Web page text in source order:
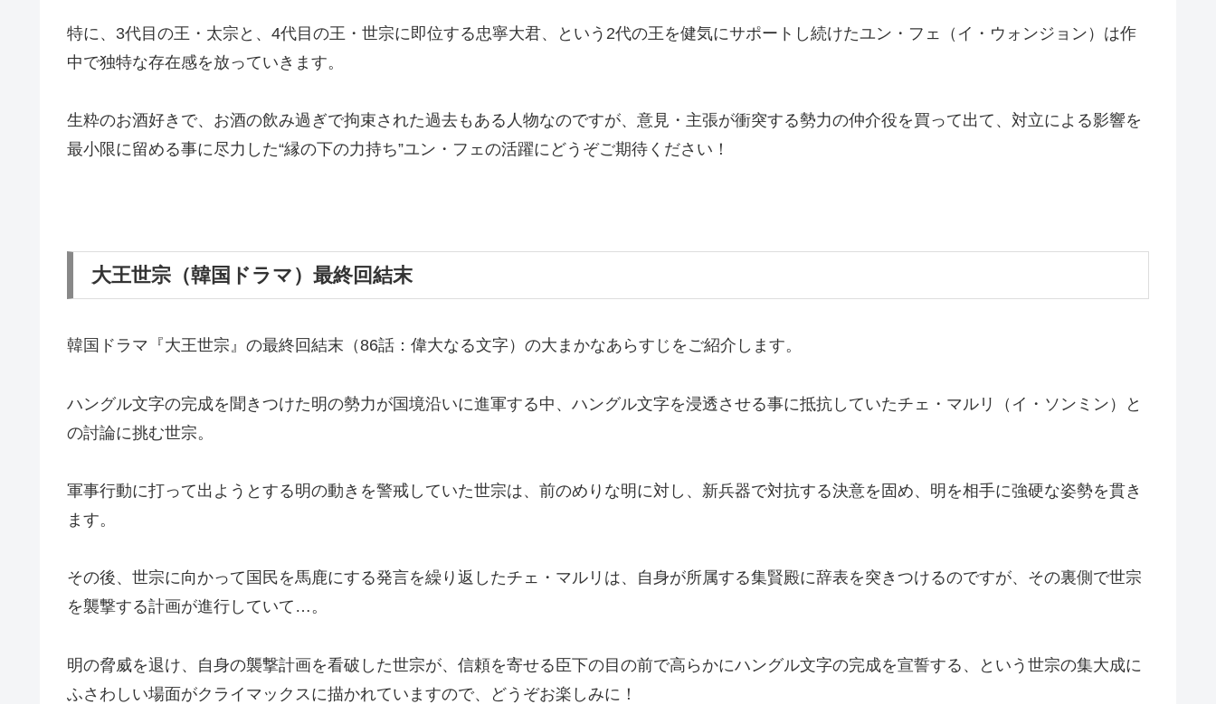
特に、3代目の王・太宗と、4代目の王・世宗に即位する忠寧大君、という2代の王を健気にサポートし続けたユン・フェ（イ・ウォンジョン）は作
中で独特な存在感を放っていきます。
生粋のお酒好きで、お酒の飲み過ぎで拘束された過去もある人物なのですが、意見・主張が衝突する勢力の仲介役を買って出て、対立による影響を
最小限に留める事に尽力した“縁の下の力持ち”ユン・フェの活躍にどうぞご期待ください！
大王世宗（韓国ドラマ）最終回結末
韓国ドラマ『大王世宗』の最終回結末（86話：偉大なる文字）の大まかなあらすじをご紹介します。
ハングル文字の完成を聞きつけた明の勢力が国境沿いに進軍する中、ハングル文字を浸透させる事に抵抗していたチェ・マルリ（イ・ソンミン）と
の討論に挑む世宗。
軍事行動に打って出ようとする明の動きを警戒していた世宗は、前のめりな明に対し、新兵器で対抗する決意を固め、明を相手に強硬な姿勢を貫き
ます。
その後、世宗に向かって国民を馬鹿にする発言を繰り返したチェ・マルリは、自身が所属する集賢殿に辞表を突きつけるのですが、その裏側で世宗
を襲撃する計画が進行していて…。
明の脅威を退け、自身の襲撃計画を看破した世宗が、信頼を寄せる臣下の目の前で高らかにハングル文字の完成を宣誓する、という世宗の集大成に
ふさわしい場面がクライマックスに描かれていますので、どうぞお楽しみに！